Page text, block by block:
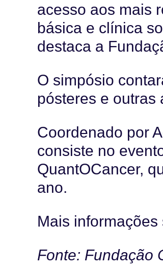
acesso aos mais
básica e clínica
destaca a
O simpósio
pósteres e outras
Coordenado por
consiste no
QuantOCancer,
ano.
Mais
Fonte: Fundação